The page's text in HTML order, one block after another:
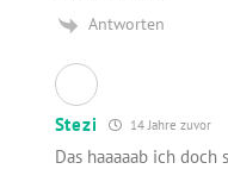
Antworten
Stezi 14 Jahre zuvor
Das haaaaab ich doch